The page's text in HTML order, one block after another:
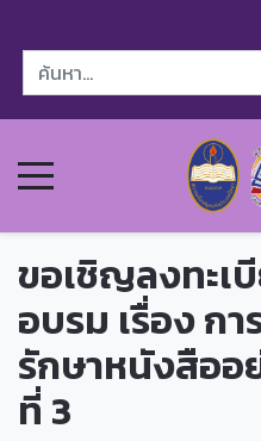
ขอเชิญลงทะเ
อบรม เรื่อง ก
รักษาหนังสืออ
ที่ 3